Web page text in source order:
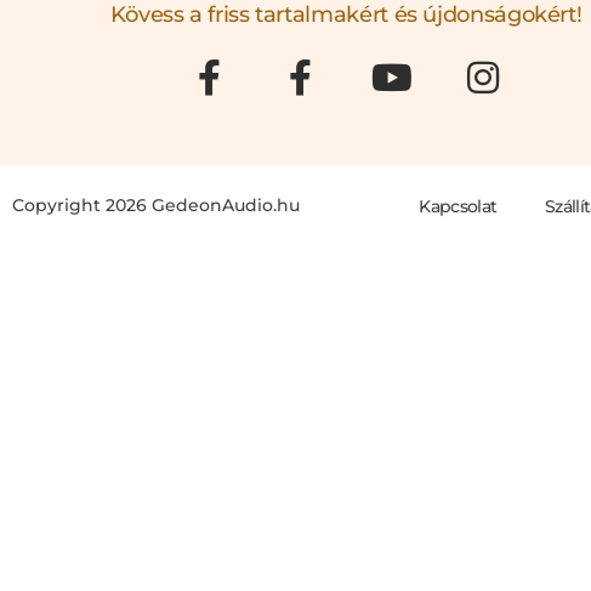
Kövess a friss tartalmakért és újdonságokért!
Copyright 2026 GedeonAudio.hu Kapcsolat